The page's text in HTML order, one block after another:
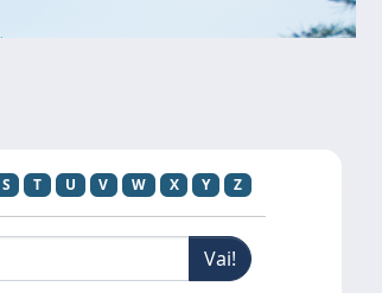
S T U V W X Y Z